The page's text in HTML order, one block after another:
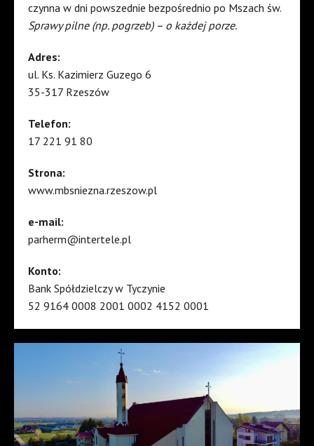
czynna w dni powszednie bezpośrednio po Mszach św.
Sprawy pilne (np. pogrzeb) – o każdej porze.
Adres:
ul. Ks. Kazimierz Guzego 6
35-317 Rzeszów
Telefon:
17 221 91 80
Strona:
www.mbsniezna.rzeszow.pl
e-mail:
parherm@intertele.pl
Konto:
Bank Spółdzielczy w Tyczynie
52 9164 0008 2001 0002 4152 0001